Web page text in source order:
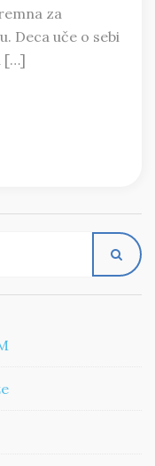
za
Deca uče o sebi
[…]